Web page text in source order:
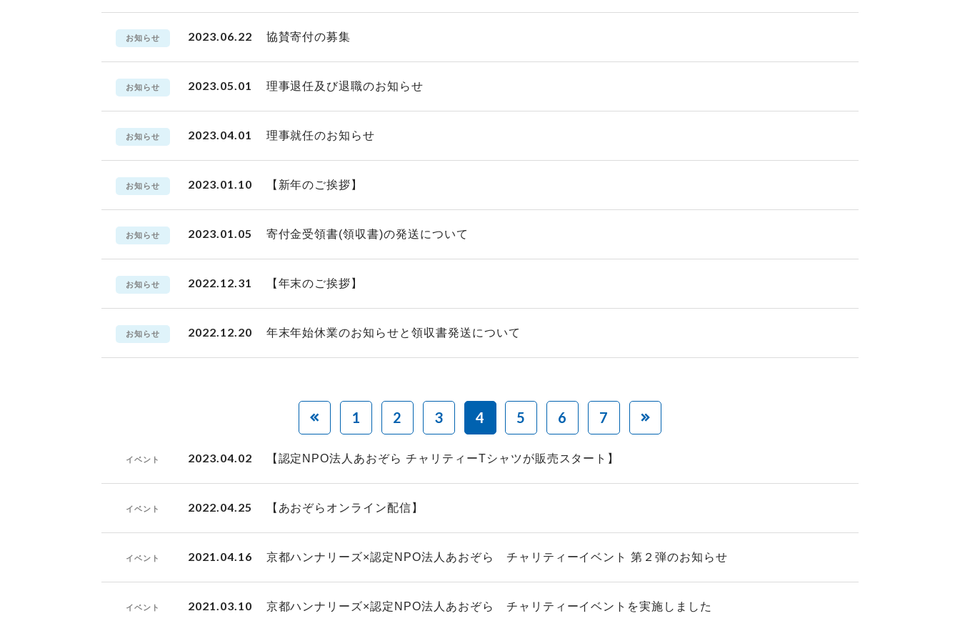
お知らせ 2023.06.22 協賛寄付の募集
お知らせ 2023.05.01 理事退任及び退職のお知らせ
お知らせ 2023.04.01 理事就任のお知らせ
お知らせ 2023.01.10 【新年のご挨拶】
お知らせ 2023.01.05 寄付金受領書(領収書)の発送について
お知らせ 2022.12.31 【年末のご挨拶】
お知らせ 2022.12.20 年末年始休業のお知らせと領収書発送について
1 2 3 4 5 6 7
イベント 2023.04.02 【認定NPO法人あおぞら チャリティーTシャツが販売スタート】
イベント 2022.04.25 【あおぞらオンライン配信】
イベント 2021.04.16 京都ハンナリーズ×認定NPO法人あおぞら チャリティーイベント 第２弾のお知らせ
イベント 2021.03.10 京都ハンナリーズ×認定NPO法人あおぞら チャリティーイベントを実施しました